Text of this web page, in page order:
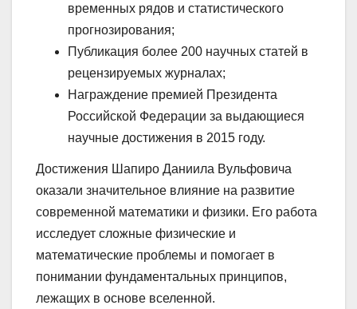
временных рядов и статистического
прогнозирования;
Публикация более 200 научных статей в
рецензируемых журналах;
Награждение премией Президента
Российской Федерации за выдающиеся
научные достижения в 2015 году.
Достижения Шапиро Даниила Вульфовича
оказали значительное влияние на развитие
современной математики и физики. Его работа
исследует сложные физические и
математические проблемы и помогает в
понимании фундаментальных принципов,
лежащих в основе вселенной.